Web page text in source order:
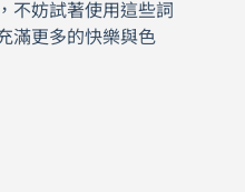
不妨試著使用這些詞
滿更多的快樂與色